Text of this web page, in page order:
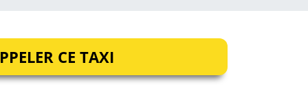
CE TAXI